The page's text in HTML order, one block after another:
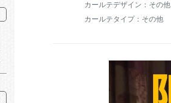
カールテデザイン：その他
カールテタイプ：その他